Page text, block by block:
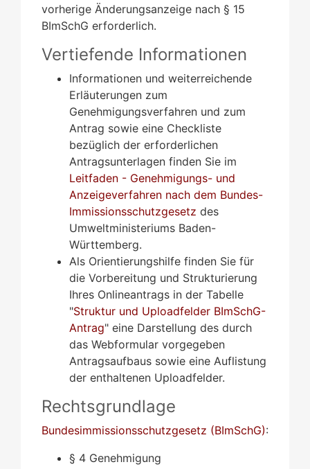
vorherige Änderungsanzeige nach § 15
BImSchG erforderlich.
Vertiefende Informationen
Informationen und weiterreichende
Erläuterungen zum
Genehmigungsverfahren und zum
Antrag sowie eine Checkliste
bezüglich der erforderlichen
Antragsunterlagen finden Sie im
Leitfaden - Genehmigungs- und
Anzeigeverfahren nach dem Bundes-
Immissionsschutzgesetz des
Umweltministeriums Baden-
Württemberg.
Als Orientierungshilfe finden Sie für
die Vorbereitung und Strukturierung
Ihres Onlineantrags in der Tabelle
"Struktur und Uploadfelder BImSchG-
Antrag" eine Darstellung des durch
das Webformular vorgegeben
Antragsaufbaus sowie eine Auflistung
der enthaltenen Uploadfelder.
Rechtsgrundlage
Bundesimmissionsschutzgesetz (BImSchG):
§ 4 Genehmigung